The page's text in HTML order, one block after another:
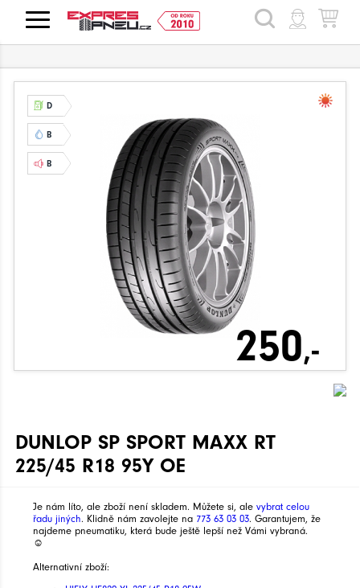
HLEDAT
D
B
B
250,-
DUNLOP SP SPORT MAXX RT
225/45 R18 95Y OE
Je nám líto, ale zboží není skladem. Můžete si, ale vybrat celou
řadu jiných. Klidně nám zavolejte na 773 63 03 03. Garantujem, že
najdeme pneumatiku, která bude ještě lepší než Vámi vybraná.
☺
Alternativní zboží: